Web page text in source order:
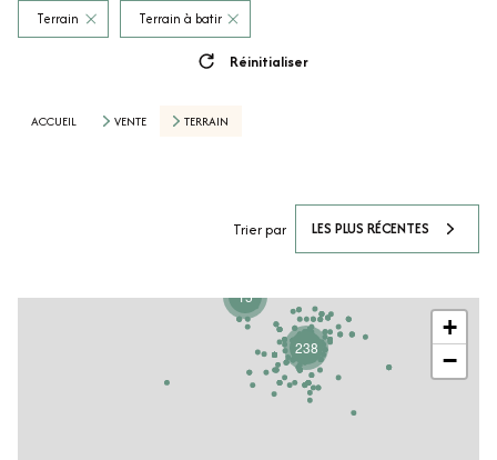
Terrain Terrain à batir
Réinitialiser
ACCUEIL VENTE TERRAIN
Trier par LES PLUS RÉCENTES
15
238
+
−